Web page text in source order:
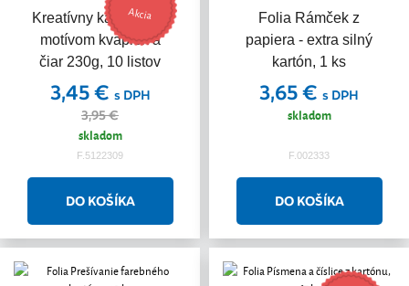
Kreatívny kartón A4 s
motívom kvapiek a
čiar 230g, 10 listov
Akcia
3,45 € s DPH
3,95 €
skladom
F.5122309
Folia Rámček z
papiera - extra silný
kartón, 1 ks
3,65 € s DPH
skladom
F.002333